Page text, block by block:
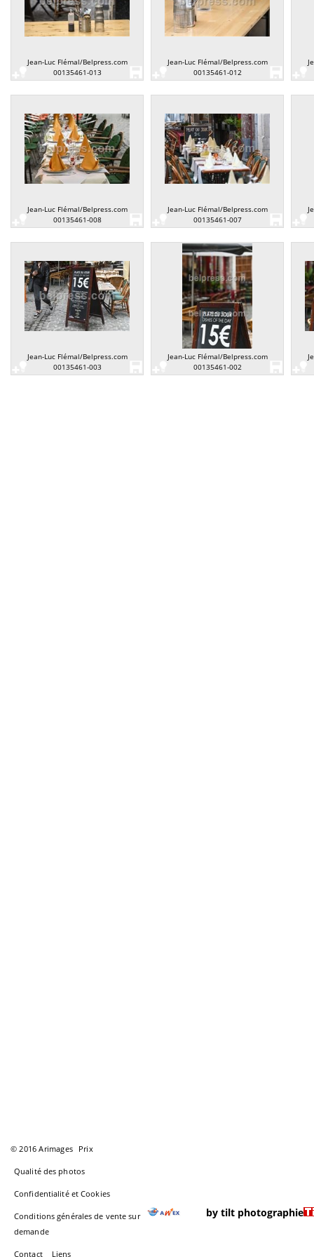
Jean-Luc Flémal/Belpress.com
00135461-013
Jean-Luc Flémal/Belpress.com
00135461-012
Jean-Luc Flémal/Belpress.com
00135461-008
Jean-Luc Flémal/Belpress.com
00135461-007
Jean-Luc Flémal/Belpress.com
00135461-003
Jean-Luc Flémal/Belpress.com
00135461-002
© 2016 Arimages Prix
Qualité des photos
Confidentialité et Cookies
Conditions générales de vente sur
demande
Contact Liens
by tilt photographie